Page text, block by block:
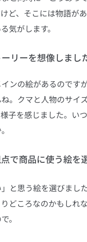
ど、そこには物語
気がします。
リーを想像しまし
ンの絵があるのです
。クマと人物のサイ
子を感じました。い
商品に使う絵を
と思う絵を選びまし
どころなのかもしれ
。